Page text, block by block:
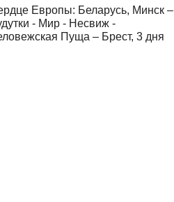
Европы: Беларусь, Минск –
- Мир - Несвиж -
Пуща – Брест, 3 дня